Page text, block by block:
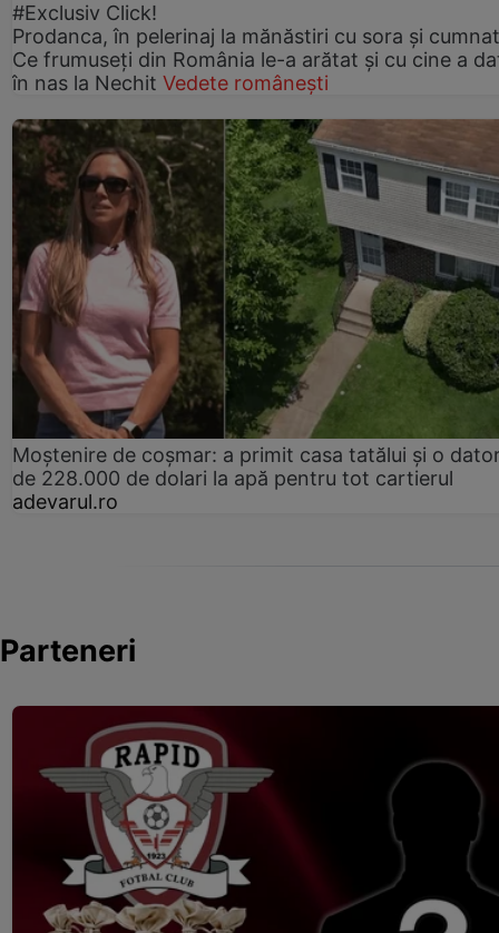
#Exclusiv Click!
Prodanca, în pelerinaj la mănăstiri cu sora și
Ce frumuseți din România le-a arătat și cu cine a
în nas la Nechit Vedete românești
Moștenire de coșmar: a primit casa tatălui și o
de 228.000 de dolari la apă pentru tot cartierul
adevarul.ro
Parteneri